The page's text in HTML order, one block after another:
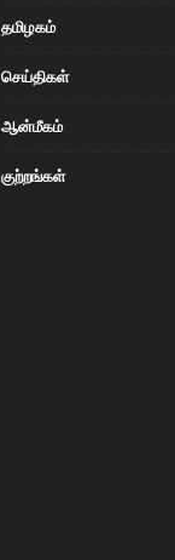
தமிழகம்
செய்திகள்
ஆன்மீகம்
குற்றங்கள்